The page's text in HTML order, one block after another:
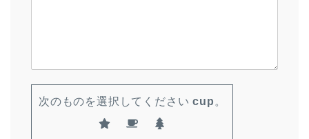
次のものを選択してください cup 。